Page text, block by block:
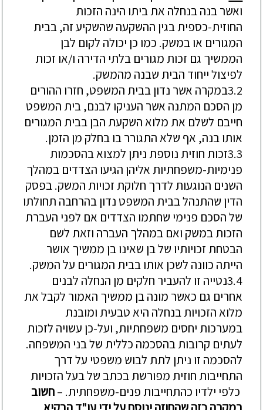
ואשר בנה בנחלה את ביתו הינה הזכות
החוזית-כספית בגין ההשקעה שהשקיע זה,בבית
המגורים או במשק. כמו כן יכולה לקום לבן
הממשיך גם זכות מגורים בלתי הדירה ו/או זכות
לפיצול ייחוד הבית שבנה מהמשק.
3.2במקרה אשר נדון בבית המשפט, חזרו ההורים
מן הסכם המתנה אשר העניקו לבנם,בית המשפט
חייבם לשלם את מלוא השקעת הבן בבית המגורים
אותו בנה, אף שלא התגורר בו בחלק מן הזמן.
3.3זכות חוזית נוספת ניתן למצוא בהסכמות
פנימיות-משפחתיות אליהן הגיעו הצדדים במהלך
השנים הנוגעות לדרך חלוקת זכויות המשק. בפסק
הדין שהתנהל בבית המשפט נדוןבהרחבה תחולתו
של הסכם פנימי שחתמו הצדדים אם לפני העברת
הזכות במשק ואם במהלך העברה וזאת לשם
הבטחת זכויותיו של בן שאינו בן ממשיך אושר
הייתה כוונה לשכן אותו בבית המגורים על המשק.
3.4נטייה זו להעביר חלקים מן הנחלה לבנים
אחרים גם כאשר מונה בן ממשיך האמור לקבל את
מלוא הזכויות בנחלה היא טבעית ומובנת
במערכות יחסים משפחתיות, ועל-כן עשויה לזכות
לעתים קרובות בהסכמה כללית של בני המשפחה.
להסכמה זו ניתן לתת לבוש משפטי על דרך
התחייבות חוזית מפורשתבכתב שלבעל הזכויות
כלפי ילדיו כהתחייבות פנים-משפחתית. –חשוב